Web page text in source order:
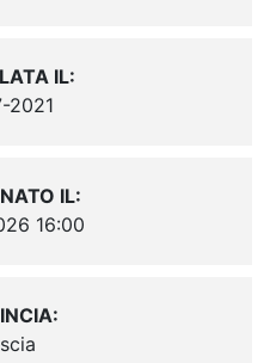
IL:
2021
IL:
16:00